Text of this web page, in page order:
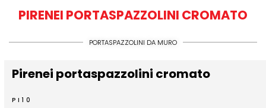
PIRENEI PORTASPAZZOLINI CROMATO
PORTASPAZZOLINI DA MURO
Pirenei portaspazzolini cromato
PI10